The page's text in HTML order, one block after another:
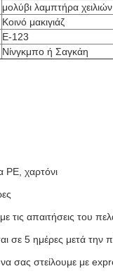
μολύβι λαμπτήρα χειλιών
Κοινό μακιγιάζ
Ε-123
Νίνγκμπο ή Σαγκάη
χαρτόνι
τις απαιτήσεις του
σε 5 ημέρες μετά την
σας στείλουμε με